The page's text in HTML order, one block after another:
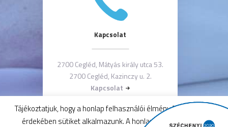
Kapcsolat
2700 Cegléd, Mátyás király utca 53.
2700 Cegléd, Kazinczy u. 2.
Kapcsolat
Tájékoztatjuk, hogy a honlap felhasználói élmény fokozásának
érdekében sütiket alkalmazunk. A honlap használatával a